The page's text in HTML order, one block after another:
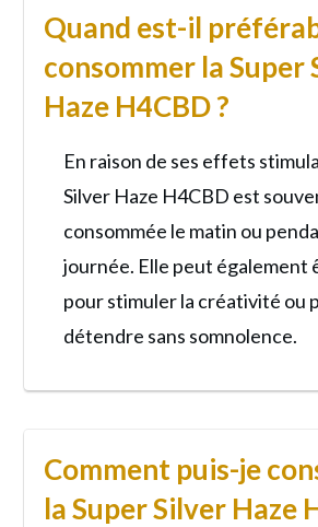
Quand est-il
consommer la Super
Haze H4CBD ?
En raison de ses effets
Silver Haze H4CBD est
consommée le matin ou
journée. Elle peut également
pour stimuler la créativité ou
détendre sans somnolence.
Comment puis-je
la Super Silver Haze